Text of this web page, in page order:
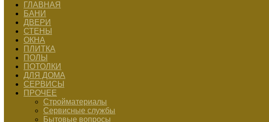
ГЛАВНАЯ
БАНИ
ДВЕРИ
СТЕНЫ
ОКНА
ПЛИТКА
ПОЛЫ
ПОТОЛКИ
ДЛЯ ДОМА
СЕРВИСЫ
ПРОЧЕЕ
Стройматериалы
Сервисные службы
Бытовые вопросы